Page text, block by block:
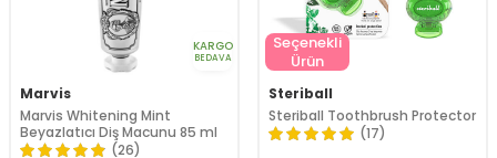
KARGO
BEDAVA
Marvis
Marvis Whitening Mint
Beyazlatıcı Diş Macunu 85 ml
(26)
Seçenekli
Ürün
Steriball
Steriball Toothbrush Protector
(17)